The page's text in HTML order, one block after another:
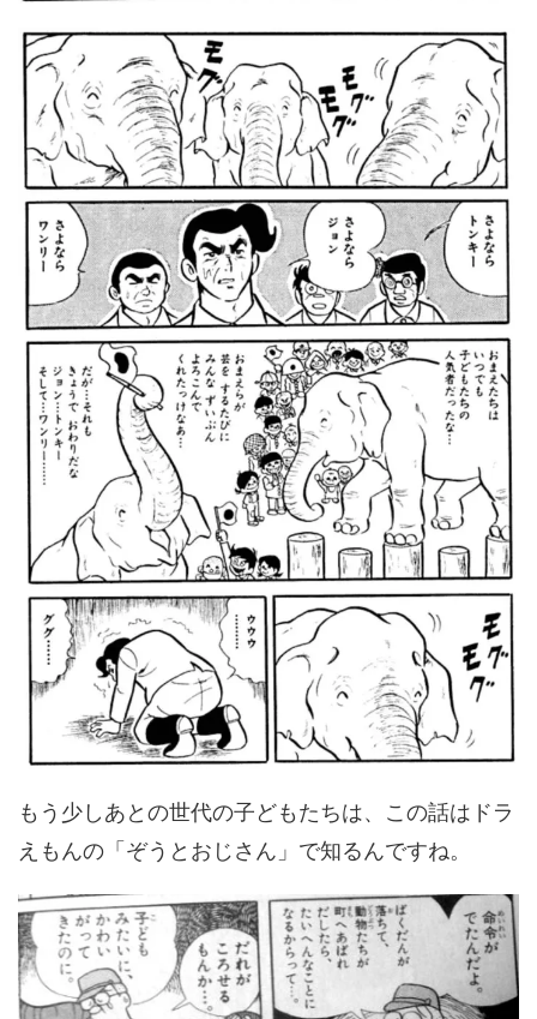
もう少しあとの世代の子どもたちは、この話はドラ
えもんの「ぞうとおじさん」で知るんですね。